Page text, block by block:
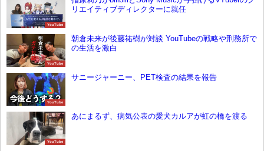
YouTube
リエイティブディレクターに就任
YouTube
朝倉未来が後藤祐樹が対談 YouTubeの戦略や刑務所で
の生活を激白
YouTube
サニージャーニー、PET検査の結果を報告
YouTube
あにまるず、病気公表の愛犬カルアが虹の橋を渡る